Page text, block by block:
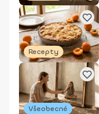
Recepty
Všeobecné